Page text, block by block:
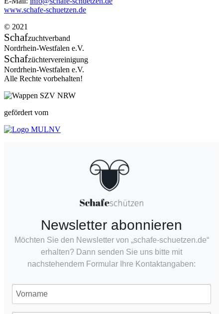
www.schafe-schuetzen.de
© 2021
Schafzuchtverband
Nordrhein-Westfalen e.V.
Schafzüchtervereinigung
Nordrhein-Westfalen e.V.
Alle Rechte vorbehalten!
gefördert vom
Newsletter abonnieren
Möchten Sie den Newsletter von „schafe-schuetzen.de“
erhalten? Dann senden Sie uns bitte mit
nachstehendem Formular Ihre Kontaktangaben: